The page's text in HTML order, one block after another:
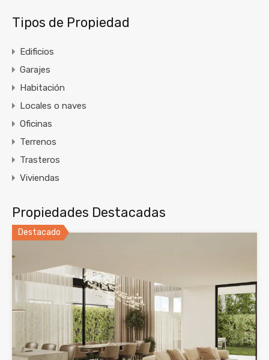
Tipos de Propiedad
Edificios
Garajes
Habitación
Locales o naves
Oficinas
Terrenos
Trasteros
Viviendas
Propiedades Destacadas
Destacado